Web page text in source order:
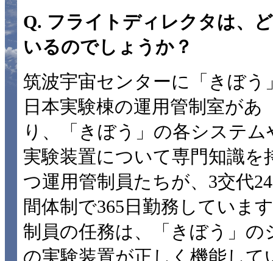
Q. フライトディレクタは、
いるのでしょうか？
筑波宇宙センターに「きぼう
日本実験棟の運用管制室があ
り、「きぼう」の各システム
実験装置について専門知識を
つ運用管制員たちが、3交代
間体制で365日勤務していま
制員の任務は、「きぼう」の
の実験装置が正しく機能し